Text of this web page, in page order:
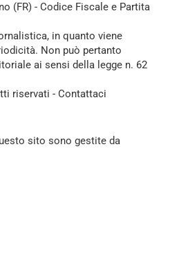
(FR) - Codice Fiscale e Partita
in quanto viene
Non può pertanto
ai sensi della legge n. 62
riservati - Contattaci
sito sono gestite da